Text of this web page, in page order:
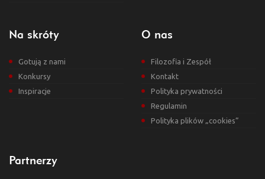
Na skróty
Gotują z nami
Konkursy
Inspiracje
O nas
Filozofia i Zespół
Kontakt
Polityka prywatności
Regulamin
Polityka plików „cookies”
Partnerzy